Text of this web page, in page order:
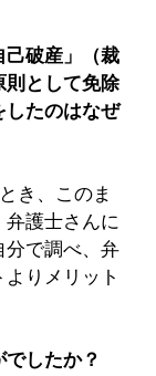
破産」（裁
則として免除
したのはなぜ
き、このま
護士さんに
分で調べ、弁
りメリット
したか？